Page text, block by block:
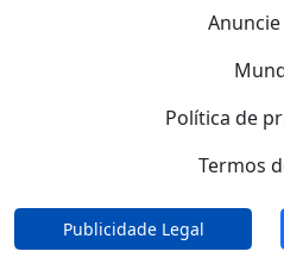
Política de
Termos
Publicidade Legal